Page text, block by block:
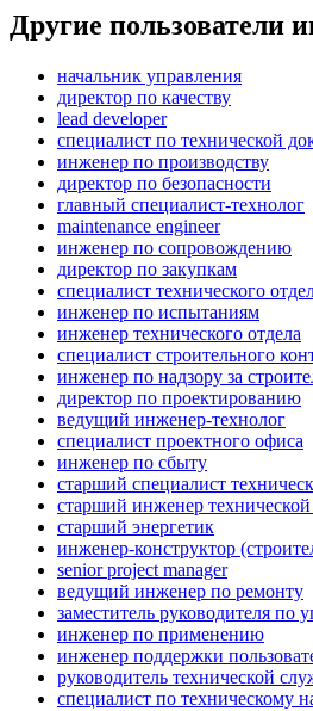
Другие пользователи
начальник управления
директор по качеству
lead developer
специалист по технической
инженер по производству
директор по безопасности
главный специалист-технолог
maintenance engineer
инженер по сопровождению
директор по закупкам
специалист технического
инженер по испытаниям
инженер технического отдела
специалист строительного
инженер по надзору за
директор по проектированию
ведущий инженер-технолог
специалист проектного офиса
инженер по сбыту
старший специалист
старший инженер
старший энергетик
инженер-конструктор
senior project manager
ведущий инженер по ремонту
заместитель руководителя по
инженер по применению
инженер поддержки
руководитель технической
специалист по техническому